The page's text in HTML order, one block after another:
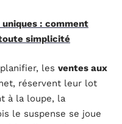
uniques : comment
simplicité
les ventes aux
réservent leur lot
à la loupe, la
le suspense se joue